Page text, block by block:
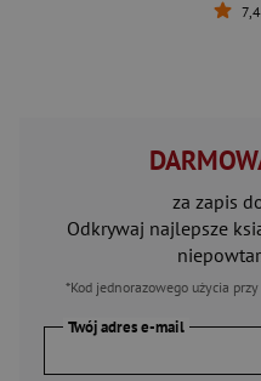
za zapis
Odkrywaj najlepsze
*Kod jednorazowego użycia
Twój adres e-mail